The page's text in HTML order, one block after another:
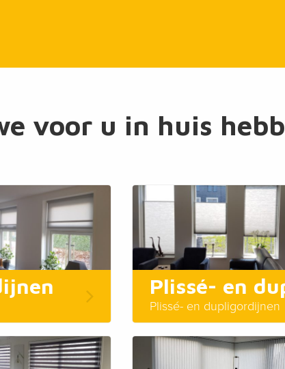
voor u in huis
Plissé- en dupligordijnen